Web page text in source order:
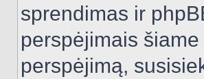
sprendimas ir
perspėjimais
perspėjimą,